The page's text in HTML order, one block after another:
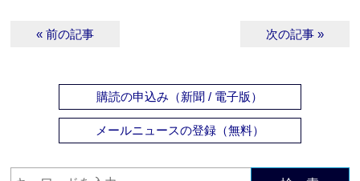
« 前の記事 次の記事 »
購読の申込み（新聞 / 電子版）
メールニュースの登録（無料）